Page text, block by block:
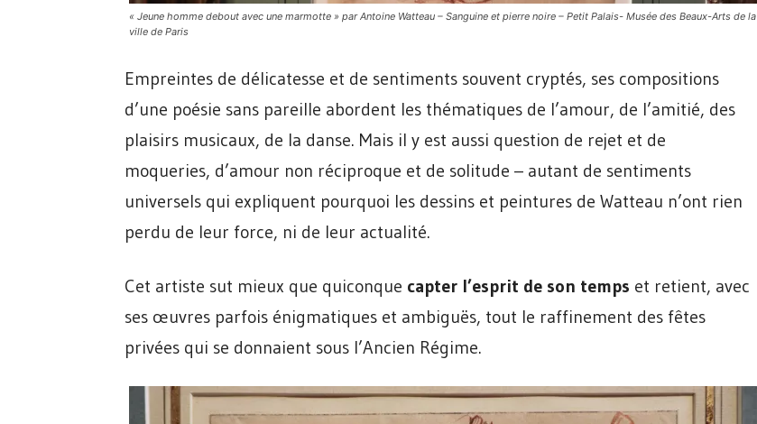
« Jeune homme debout avec une marmotte » par Antoine Watteau – Sanguine et pierre noire – Petit Palais- Musée des Beaux-Arts de la
ville de Paris
Empreintes de délicatesse et de sentiments souvent cryptés, ses compositions
d’une poésie sans pareille abordent les thématiques de l’amour, de l’amitié, des
plaisirs musicaux, de la danse. Mais il y est aussi question de rejet et de
moqueries, d’amour non réciproque et de solitude – autant de sentiments
universels qui expliquent pourquoi les dessins et peintures de Watteau n’ont rien
perdu de leur force, ni de leur actualité.
Cet artiste sut mieux que quiconque capter l’esprit de son temps et retient, avec
ses œuvres parfois énigmatiques et ambiguës, tout le raffinement des fêtes
privées qui se donnaient sous l’Ancien Régime.